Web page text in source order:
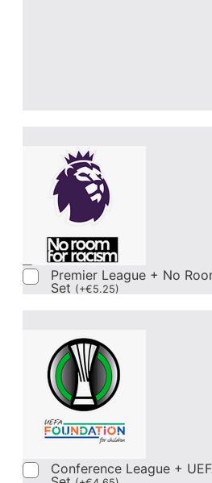
Premier League + No
Set (+€5.25)
Conference League +